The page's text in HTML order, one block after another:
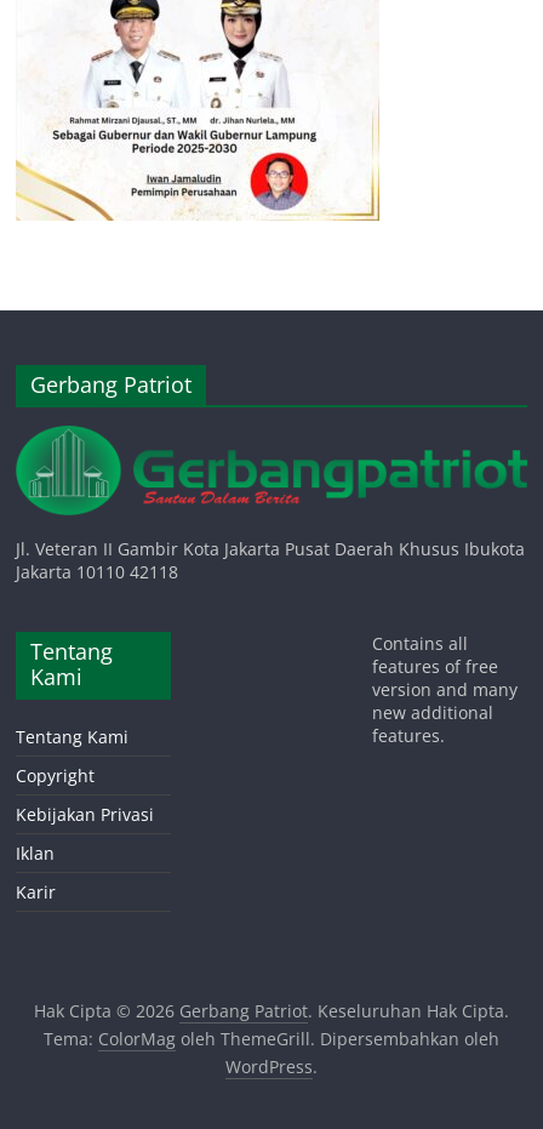
Gerbang Patriot
Jl. Veteran II Gambir Kota Jakarta Pusat Daerah Khusus Ibukota
Jakarta 10110 42118
Tentang
Kami
Tentang Kami
Copyright
Kebijakan Privasi
Iklan
Karir
Contains all
features of free
version and many
new additional
features.
Hak Cipta © 2026 Gerbang Patriot. Keseluruhan Hak Cipta.
Tema: ColorMagoleh ThemeGrill. Dipersembahkan oleh
WordPress.